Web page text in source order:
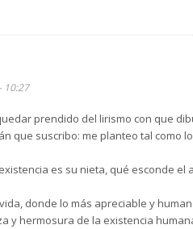
10:27
prendido del lirismo con que
que suscribo: me planteo tal como
es su nieta, qué esconde
donde lo más apreciable y
hermosura de la existencia